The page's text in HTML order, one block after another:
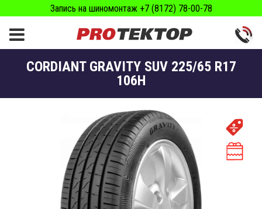
Запись на шиномонтаж +7 (8172) 78-00-78
CORDIANT GRAVITY SUV 225/65 R17
106H